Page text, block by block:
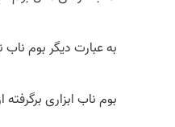
به عبارت دیگر بوم
بوم ناب ابزاری